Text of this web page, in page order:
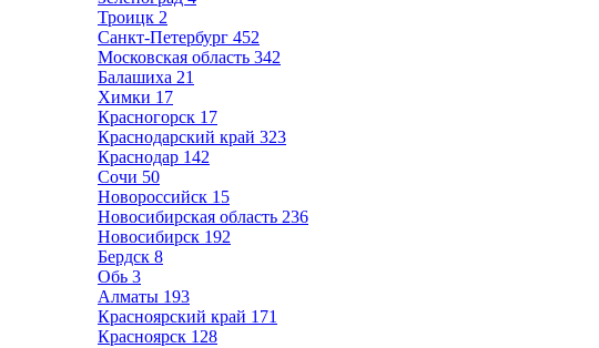
Троицк 2
Санкт-Петербург 452
Московская область 342
Балашиха 21
Химки 17
Красногорск 17
Краснодарский край 323
Краснодар 142
Сочи 50
Новороссийск 15
Новосибирская область 236
Новосибирск 192
Бердск 8
Обь 3
Алматы 193
Красноярский край 171
Красноярск 128